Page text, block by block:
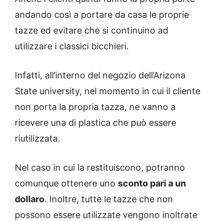
andando così a portare da casa le proprie
tazze ed evitare che si continuino ad
utilizzare i classici bicchieri.
Infatti, all’interno del negozio dell’Arizona
State university, nel momento in cui il cliente
non porta la propria tazza, ne vanno a
ricevere una di plastica che può essere
riutilizzata.
Nel caso in cui la restituiscono, potranno
comunque ottenere uno sconto pari a un
dollaro. Inoltre, tutte le tazze che non
possono essere utilizzate vengono inoltrate